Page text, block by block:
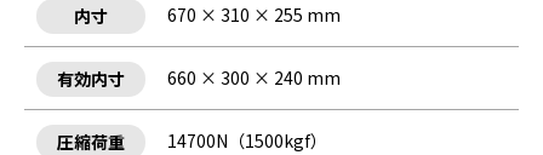
内寸 670 × 310 × 255 mm
有効内寸 660 × 300 × 240 mm
圧縮荷重 14700N（1500kgf）